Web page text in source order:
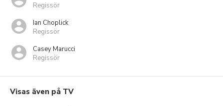
Regissör
Ian Choplick
Regissör
Casey Marucci
Regissör
Visas även på TV